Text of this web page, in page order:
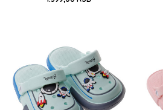
DODAJ U KORPU